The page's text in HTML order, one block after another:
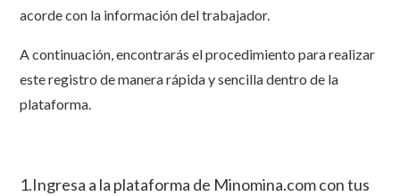
acorde con la información del trabajador.
A continuación, encontrarás el procedimiento para realizar
este registro de manera rápida y sencilla dentro de la
plataforma.
1.Ingresa a la plataforma de Minomina.com con tus